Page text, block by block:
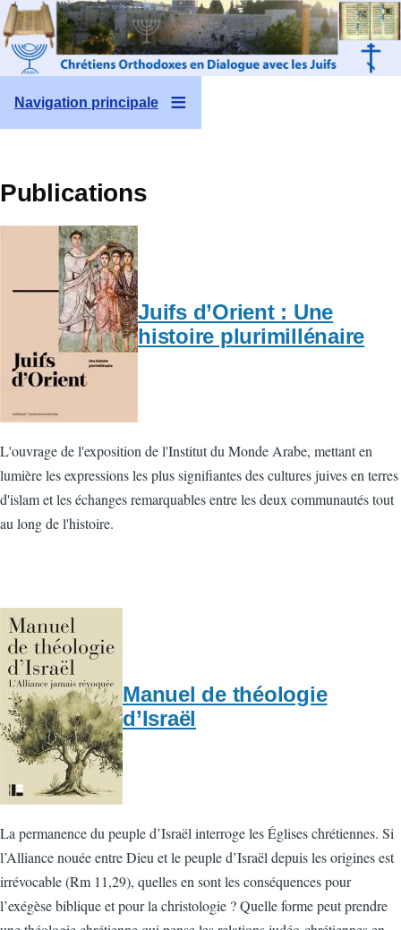
Aller au contenu principal
Navigation principale
Publications
Juifs d’Orient : Une
histoire plurimillénaire
L'ouvrage de l'exposition de l'Institut du Monde Arabe, mettant en
lumière les expressions les plus signifiantes des cultures juives en terres
d'islam et les échanges remarquables entre les deux communautés tout
au long de l'histoire.
Manuel de théologie
d’Israël
La permanence du peuple d’Israël interroge les Églises chrétiennes. Si
l’Alliance nouée entre Dieu et le peuple d’Israël depuis les origines est
irrévocable (Rm 11,29), quelles en sont les conséquences pour
l’exégèse biblique et pour la christologie ? Quelle forme peut prendre